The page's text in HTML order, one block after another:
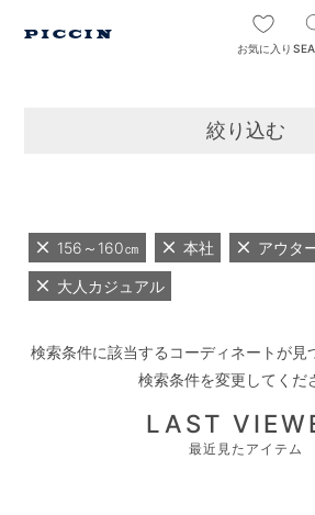
お気に入り
絞り込む
156～160㎝ 本社 アウタ
大人カジュアル
検索条件に該当するコーディネートが見
検索条件を変更してくだ
LAST
最近見たアイテム